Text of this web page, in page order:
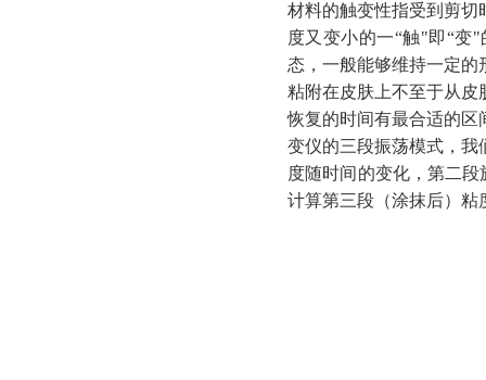
材料的触变性指受到剪
度又变小的一“触"即“变
态，一般能够维持一定
粘附在皮肤上不至于从皮
恢复的时间有最合适的
变仪的三段振荡模式，
度随时间的变化，第二
计算第三段（涂抹后）粘